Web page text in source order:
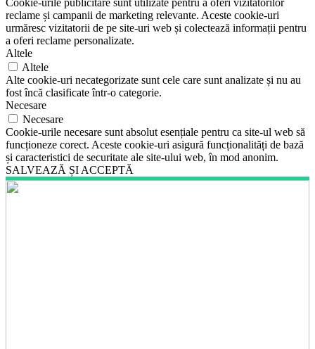
reclame și campanii de marketing relevante. Aceste cookie-uri
urmăresc vizitatorii de pe site-uri web și colectează informații pentru
a oferi reclame personalizate.
Altele
Altele
Alte cookie-uri necategorizate sunt cele care sunt analizate și nu au
fost încă clasificate într-o categorie.
Necesare
Necesare
Cookie-urile necesare sunt absolut esențiale pentru ca site-ul web să
funcționeze corect. Aceste cookie-uri asigură funcționalități de bază
și caracteristici de securitate ale site-ului web, în mod anonim.
SALVEAZĂ ȘI ACCEPTĂ